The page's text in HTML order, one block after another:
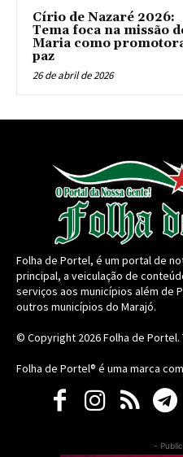
Círio de Nazaré 2026:
Tema foca na missão
Maria como
paz
26 de abril de 2026
Folha de Portel, é um portal de
principal, a veiculação de
serviços aos municípios além de
outros municípios do Marajó.
© Copyright 2026Folha de Portel
Folha de Portel® é uma marca
-